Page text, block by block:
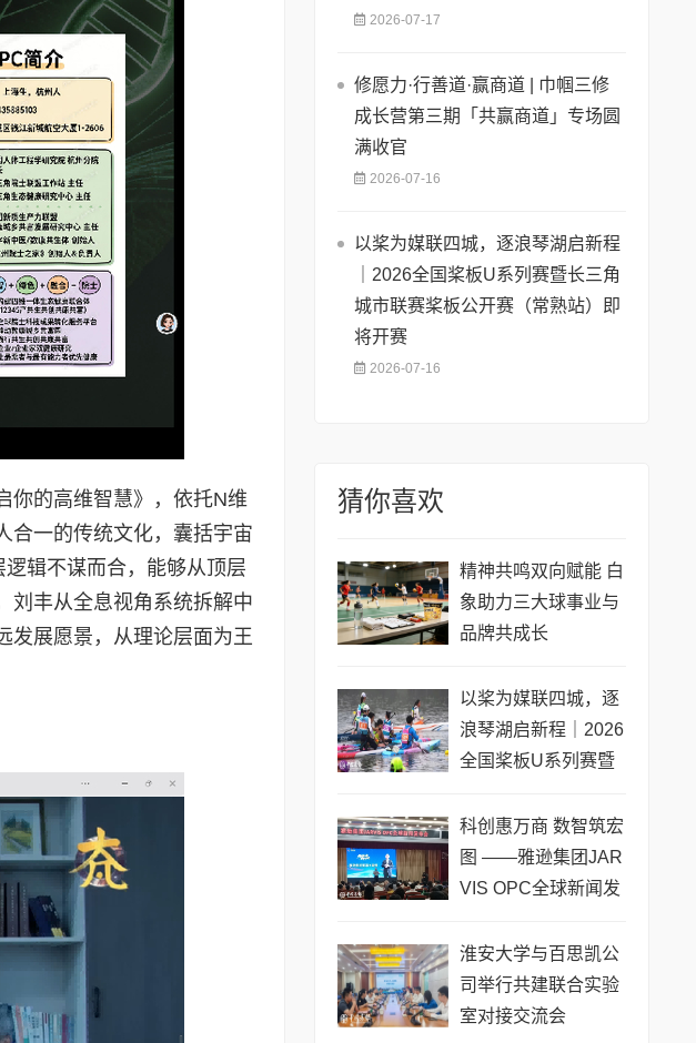
你的高维智慧》，依托N维
合一的传统文化，囊括宇宙
辑不谋而合，能够从顶层
刘丰从全息视角系统拆解中
发展愿景，从理论层面为王
2026-07-17
修愿力·行善道·赢商道 | 巾帼三修
成长营第三期「共赢商道」专场圆
满收官
2026-07-16
以桨为媒联四城，逐浪琴湖启新程
｜2026全国桨板U系列赛暨长三角
城市联赛桨板公开赛（常熟站）即
将开赛
2026-07-16
猜你喜欢
精神共鸣双向赋能 白
象助力三大球事业与
品牌共成长
以桨为媒联四城，逐
浪琴湖启新程｜2026
全国桨板U系列赛暨
公开赛（常熟站）即
将热力
科创惠万商 数智筑宏
图 ——雅逊集团JAR
VIS OPC全球新闻发
淮安大学与百思凯公
司举行共建联合实验
室对接交流会